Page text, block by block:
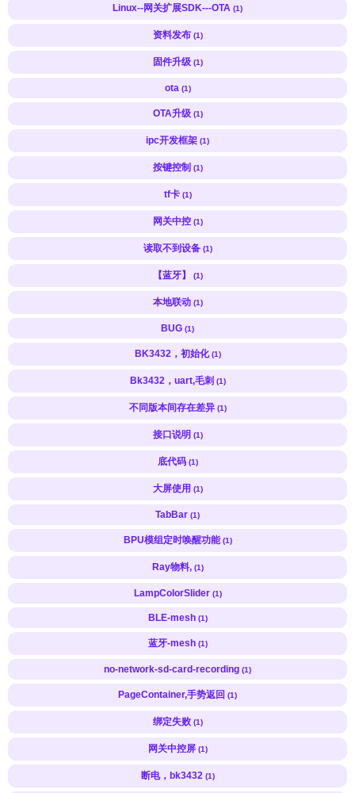
Linux--网关扩展SDK---OTA (1)
资料发布 (1)
固件升级 (1)
ota (1)
OTA升级 (1)
ipc开发框架 (1)
按键控制 (1)
tf卡 (1)
网关中控 (1)
读取不到设备 (1)
【蓝牙】 (1)
本地联动 (1)
BUG (1)
BK3432，初始化 (1)
Bk3432，uart,毛刺 (1)
不同版本间存在差异 (1)
接口说明 (1)
底代码 (1)
大屏使用 (1)
TabBar (1)
BPU模组定时唤醒功能 (1)
Ray物料, (1)
LampColorSlider (1)
BLE-mesh (1)
蓝牙-mesh (1)
no-network-sd-card-recording (1)
PageContainer,手势返回 (1)
绑定失败 (1)
网关中控屏 (1)
断电，bk3432 (1)